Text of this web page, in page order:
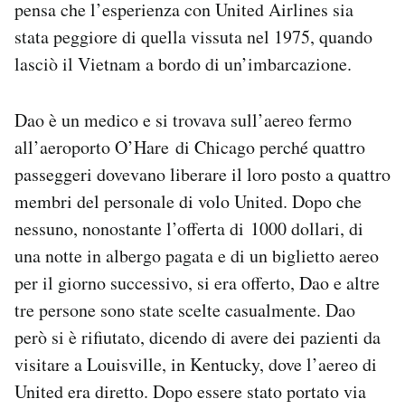
pensa che l’esperienza con United Airlines sia
stata peggiore di quella vissuta nel 1975, quando
lasciò il Vietnam a bordo di un’imbarcazione.
Dao è un medico e si trovava sull’aereo fermo
all’aeroporto O’Hare di Chicago perché quattro
passeggeri dovevano liberare il loro posto a quattro
membri del personale di volo United. Dopo che
nessuno, nonostante l’offerta di 1000 dollari, di
una notte in albergo pagata e di un biglietto aereo
per il giorno successivo, si era offerto, Dao e altre
tre persone sono state scelte casualmente. Dao
però si è rifiutato, dicendo di avere dei pazienti da
visitare a Louisville, in Kentucky, dove l’aereo di
United era diretto. Dopo essere stato portato via